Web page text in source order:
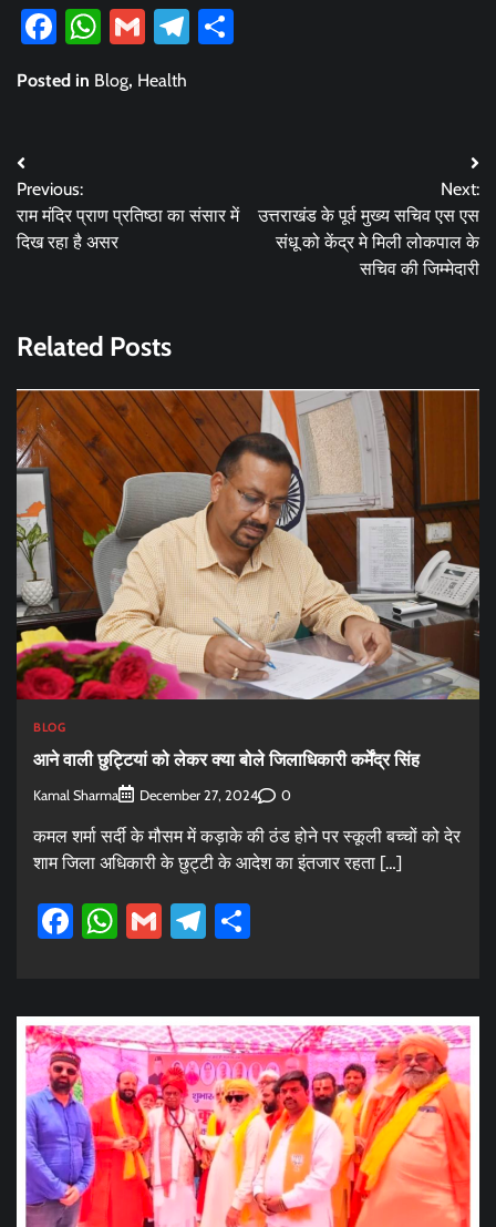
Facebook
WhatsApp
GmailTelegram
Posted in Blog, Health
Post
navigation
Previous:
राम मंदिर प्राण प्रतिष्ठा का संसार में
दिख रहा है असर
Next:
उत्तराखंड के पूर्व मुख्य सचिव एस एस
संधू को केंद्र मे मिली लोकपाल के
सचिव की जिम्मेदारी
Related Posts
BLOG
आने वाली छुट्टियां को लेकर क्या बोले जिलाधिकारी कर्मेंद्र सिंह
Kamal Sharma December 27, 2024 0
कमल शर्मा सर्दी के मौसम में कड़ाके की ठंड होने पर स्कूली बच्चों को देर
शाम जिला अधिकारी के छुट्टी के आदेश का इंतजार रहता […]
Facebook
WhatsApp
GmailTelegram